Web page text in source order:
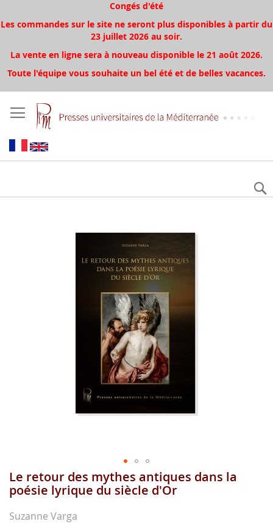
Congés d'été
Les commandes sur le site ne seront plus disponibles à partir du
23 juillet 2026 au soir.
La vente en ligne sera à nouveau disponible le 21 août 2026.
Toute l'équipe vous souhaite un bel été et de belles vacances.
Aller
au
début
de
Le retour des mythes antiques dans la
poésie lyrique du siècle d'Or
Suzanne Varga